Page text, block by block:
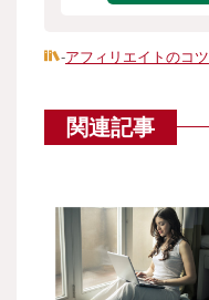
-アフィリエイトのコツ
関連記事